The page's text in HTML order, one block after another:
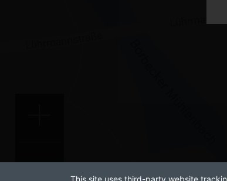
This site uses third-party website